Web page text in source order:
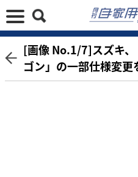
[画像 No.1/7]スズキ、
ゴン」の一部仕様変更